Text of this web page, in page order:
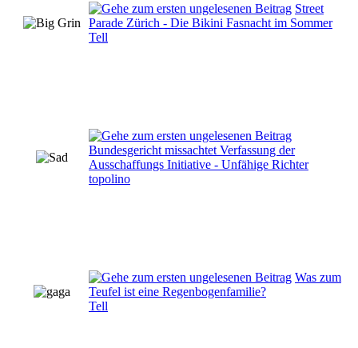
Street
Parade Zürich - Die Bikini Fasnacht im Sommer
Tell
Bundesgericht missachtet Verfassung der
Ausschaffungs Initiative - Unfähige Richter
topolino
Was zum
Teufel ist eine Regenbogenfamilie?
Tell